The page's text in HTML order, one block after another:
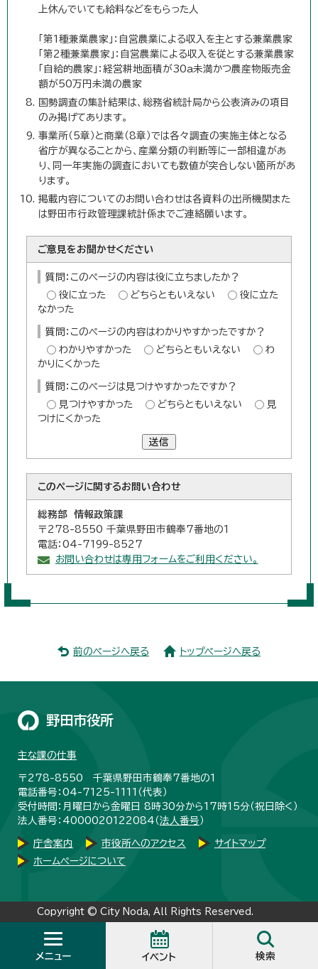
上休んでいても給料などをもらった人
「第1種兼業農家」：自営農業による収入を主とする兼業農家
「第2種兼業農家」：自営農業による収入を従とする兼業農家
「自給的農家」：経営耕地面積が30a未満かつ農産物販売金
額が50万円未満の農家
国勢調査の集計結果は、総務省統計局から公表済みの項目
のみ掲げてあります。
事業所（5章）と商業（8章）では各々調査の実施主体となる
省庁が異なることから、産業分類の判断等に一部相違があ
り、同一年実施の調査においても数値が突合しない箇所があ
ります。
掲載内容についてのお問い合わせは各資料の出所機関また
は野田市行政管理課統計係までご連絡願います。
ご意見をお聞かせください
質問：このページの内容は役に立ちましたか？
役に立った
どちらともいえない
役に立た
なかった
質問：このページの内容はわかりやすかったですか？
わかりやすかった
どちらともいえない
わ
かりにくかった
質問：このページは見つけやすかったですか？
見つけやすかった
どちらともいえない
見
つけにくかった
送信
このページに関するお問い合わせ
総務部 情報政策課
〒278-8550 千葉県野田市鶴奉7番地の1
電話：04-7199-8527
お問い合わせは専用フォームをご利用ください。
前のページへ戻る トップページへ戻る
メニュー イベント 検索
野田市役所
主な課の仕事
〒278-8550 千葉県野田市鶴奉7番地の1
電話番号：04-7125-1111（代表）
受付時間：月曜日から金曜日 8時30分から17時15分（祝日除く）
法人番号：4000020122084（法人番号 ）
庁舎案内 市役所へのアクセス
サイトマップ
ホームページについて
Copyright © City Noda, All Rights Reserved.